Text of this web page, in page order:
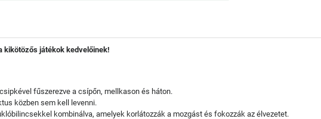
kikötözős játékok kedvelőinek!
fűszerezve a csípőn, mellkason és háton.
közben sem kell levenni.
kombinálva, amelyek korlátozzák a mozgást és fokozzák az élvezetet.